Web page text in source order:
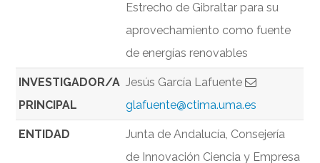
Estrecho de Gibraltar para su
aprovechamiento como fuente
de energías renovables
INVESTIGADOR/A
PRINCIPAL
Jesús García Lafuente
glafuente@ctima.uma.es
ENTIDAD
Junta de Andalucía, Consejería
de Innovación Ciencia y Empresa